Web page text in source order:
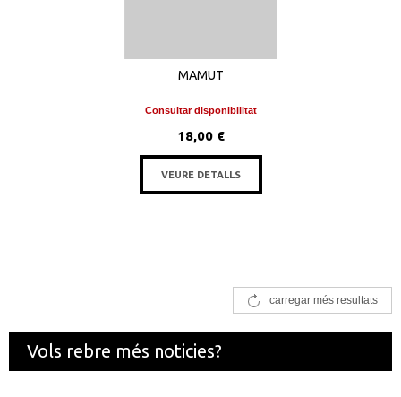
MAMUT
Consultar disponibilitat
18,00 €
VEURE DETALLS
carregar més resultats
Vols rebre més noticies?